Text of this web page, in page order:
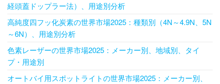
経頭蓋ドップラー法）、用途別分析
高純度四フッ化炭素の世界市場2025：種類別（4N～4.9N、5N
～6N）、用途別分析
色素レーザーの世界市場2025：メーカー別、地域別、タイ
プ・用途別
オートバイ用スポットライトの世界市場2025：メーカー別、